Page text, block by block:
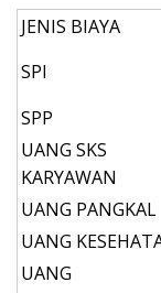
JENIS BIAYA
SPI
SPP
UANG SKS
KARYAWAN
UANG PANGKAL
UANG
UANG